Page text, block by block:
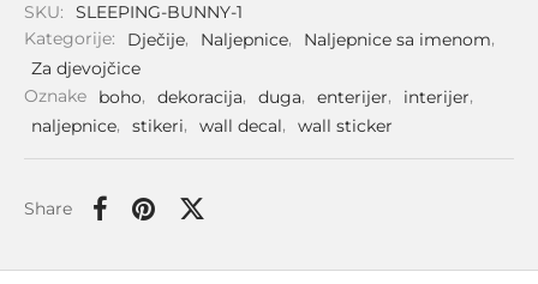
SKU:
SLEEPING-BUNNY-1
Kategorije:
Dječije, Naljepnice, Naljepnice sa imenom,
Za djevojčice
Oznake
boho, dekoracija, duga, enterijer, interijer,
naljepnice, stikeri, wall decal, wall sticker
Share